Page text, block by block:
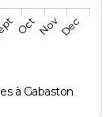
à Gabaston
OctNovDec